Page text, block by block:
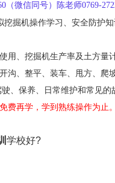
（微信同号）陈老师0769-
掘机操作学习、安全防护
用、挖掘机生产率及土方量
沟、整平、装车、甩方、爬
、保养、日常维护和常见的
费再学，学到熟练操作为止。
学校好?